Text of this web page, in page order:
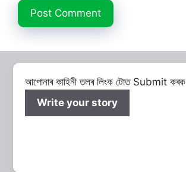
আপোনাৰ কাহিনী তলৰ লিংক টোত Submit কৰক
Write your story